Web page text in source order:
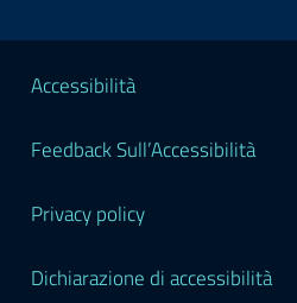
Sezione Legale
Accessibilità
Feedback Sull’Accessibilità
Privacy policy
Dichiarazione di accessibilità